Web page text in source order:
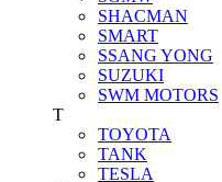
SHACMAN
SMART
SSANG YONG
SUZUKI
SWM MOTORS
T
TOYOTA
TANK
TESLA